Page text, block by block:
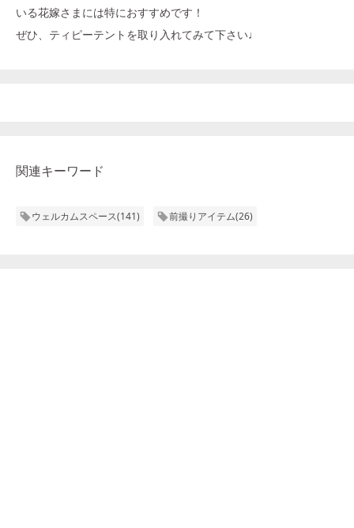
いる花嫁さまには特におすすめです！
ぜひ、ティピーテントを取り入れてみて下さい♩
関連キーワード
ウェルカムスペース(141) 前撮りアイテム(26)